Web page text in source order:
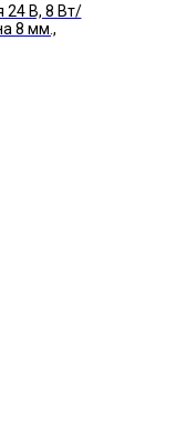
24 В, 8 Вт/
8 мм.,